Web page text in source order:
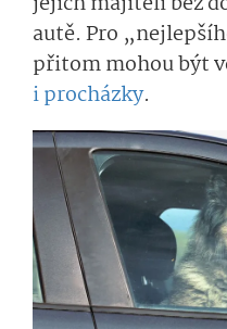
autě. Pro
přitom mohou být
i procházky.